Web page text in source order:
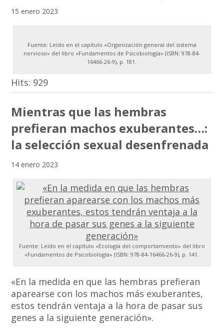
15 enero 2023
Fuente: Leído en el capítulo «Organización general del sistema
nervioso» del libro «Fundamentos de Psicobiología» (ISBN: 978-84-
16466-26-9), p. 181.
Hits: 929
Mientras que las hembras
prefieran machos exuberantes…:
la selección sexual desenfrenada
14 enero 2023
Fuente: Leído en el capítulo «Ecología del comportamiento» del libro
«Fundamentos de Psicobiología» (ISBN: 978-84-16466-26-9), p. 141.
«En la medida en que las hembras prefieran
aparearse con los machos más exuberantes,
estos tendrán ventaja a la hora de pasar sus
genes a la siguiente generación».